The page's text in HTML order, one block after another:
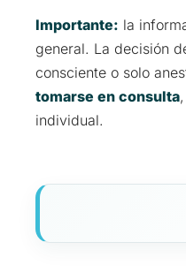
Importante: la
general. La decisión
consciente o solo
tomarse en consulta
individual.